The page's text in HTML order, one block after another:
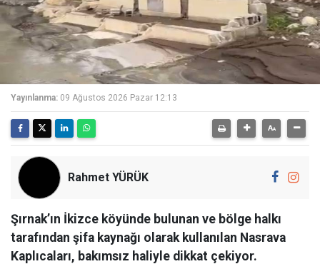
Yayınlanma: 09 Ağustos 2026 Pazar 12:13
Rahmet YÜRÜK
Şırnak’ın İkizce köyünde bulunan ve bölge halkı
tarafından şifa kaynağı olarak kullanılan Nasrava
Kaplıcaları, bakımsız haliyle dikkat çekiyor.